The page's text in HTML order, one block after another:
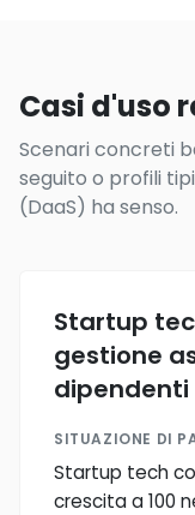
Casi d'uso
Scenari concreti
seguito o profili
(DaaS) ha senso.
Startup
gestione
SITUAZIONE DI
Startup tech
crescita a 100